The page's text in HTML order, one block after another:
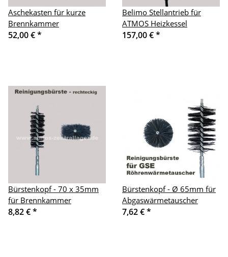
Aschekasten für kurze
Brennkammer
52,00 €*
Belimo Stellantrieb für
ATMOS Heizkessel
157,00 €*
Bürstenkopf - 70 x 35mm
für Brennkammer
8,82 €*
Bürstenkopf - Ø 65mm für
Abgaswärmetauscher
7,62 €*